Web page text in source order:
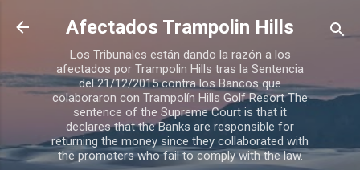
Ir al contenido principal
Afectados Trampolin Hills
Los Tribunales están dando la razón a los
afectados por Trampolin Hills tras la Sentencia
del 21/12/2015 contra los Bancos que
colaboraron con Trampolín Hills Golf Resort The
sentence of the Supreme Court is that it
declares that the Banks are responsible for
returning the money since they collaborated with
the promoters who fail to comply with the law.